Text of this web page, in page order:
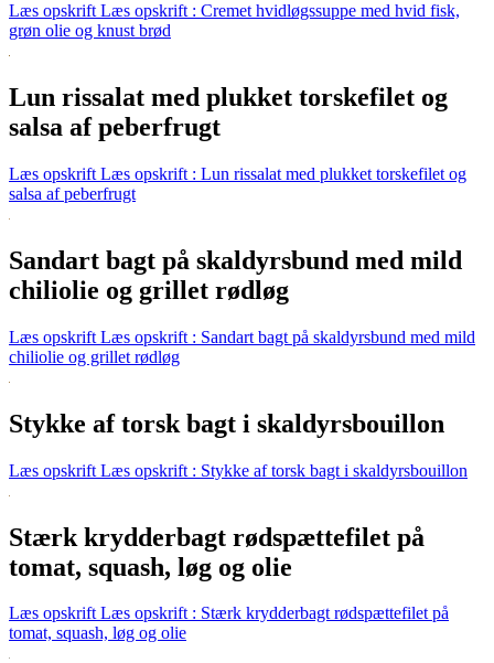
Læs opskrift Læs opskrift : Cremet hvidløgssuppe med hvid fisk,
grøn olie og knust brød
Lun rissalat med plukket torskefilet og
salsa af peberfrugt
Læs opskrift Læs opskrift : Lun rissalat med plukket torskefilet og
salsa af peberfrugt
Sandart bagt på skaldyrsbund med mild
chiliolie og grillet rødløg
Læs opskrift Læs opskrift : Sandart bagt på skaldyrsbund med mild
chiliolie og grillet rødløg
Stykke af torsk bagt i skaldyrsbouillon
Læs opskrift Læs opskrift : Stykke af torsk bagt i skaldyrsbouillon
Stærk krydderbagt rødspættefilet på
tomat, squash, løg og olie
Læs opskriftLæs opskrift : Stærk krydderbagt rødspættefilet på
tomat, squash, løg og olie